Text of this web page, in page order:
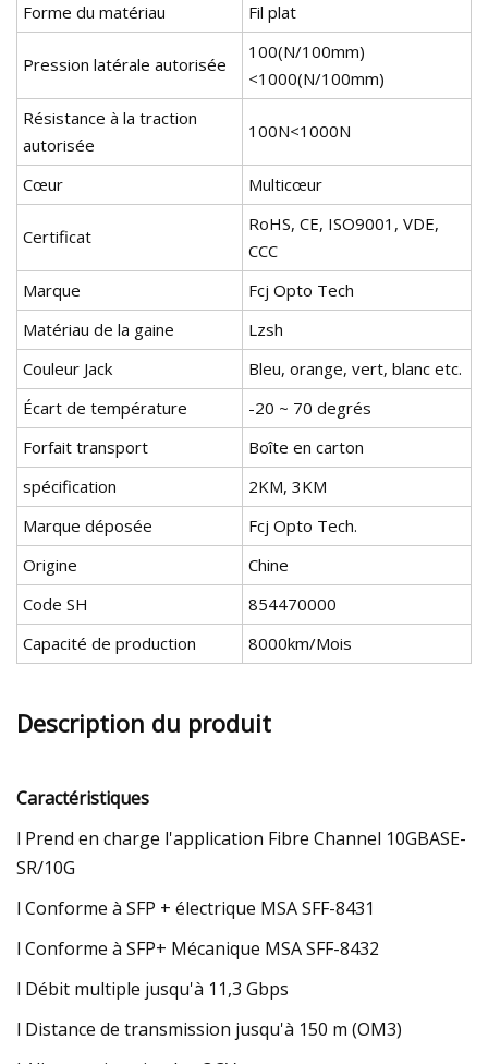
Forme du matériau
Fil plat
Pression latérale autorisée
100(N/100mm)
<1000(N/100mm)
Résistance à la traction
autorisée
100N<1000N
Cœur Multicœur
Certificat
RoHS, CE, ISO9001, VDE,
CCC
Marque
Fcj Opto Tech
Matériau de la gaine
Lzsh
Couleur Jack
Bleu, orange, vert, blanc etc.
Écart de température
-20 ~ 70 degrés
Forfait transport
Boîte en carton
spécification
2KM, 3KM
Marque déposée
Fcj Opto Tech.
Origine
Chine
Code SH
854470000
Capacité de production
8000km/Mois
Description du produit
Caractéristiques
l Prend en charge l'application Fibre Channel 10GBASE-
SR/10G
l Conforme à SFP + électrique MSA SFF-8431
l Conforme à SFP+ Mécanique MSA SFF-8432
l Débit multiple jusqu'à 11,3 Gbps
l Distance de transmission jusqu'à 150 m (OM3)